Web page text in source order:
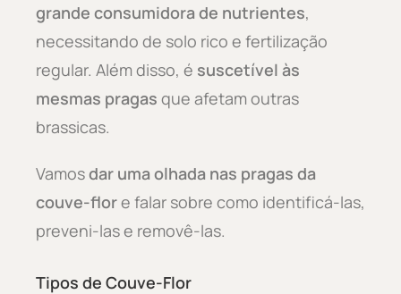
grande consumidora de nutrientes,
necessitando de solo rico e fertilização
regular. Além disso, é suscetível às
mesmas pragas que afetam outras
brassicas.
Vamosdar uma olhada nas pragas da
couve-flore falar sobre como identificá-las,
preveni-las e removê-las.
Tipos de Couve-Flor